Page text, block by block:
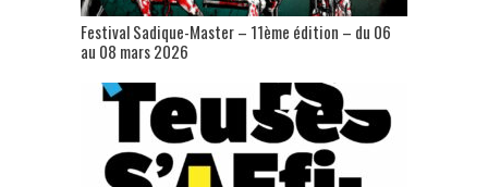
Festival Sadique-Master – 11ème édition – du 06
au 08 mars 2026